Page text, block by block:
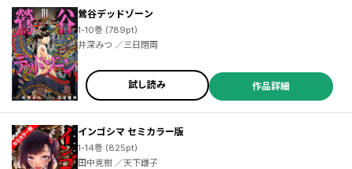
鶯谷デッドゾーン
1-10巻 (789pt)
井深みつ ／三日閉両
試し読み 作品詳細
インゴシマ セミカラー版
1-14巻 (825pt)
田中克樹 ／天下雌子